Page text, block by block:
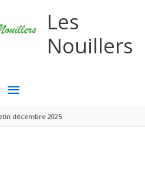
Les
Nouillers
MENU
PRINCIPAL
décembre 2025